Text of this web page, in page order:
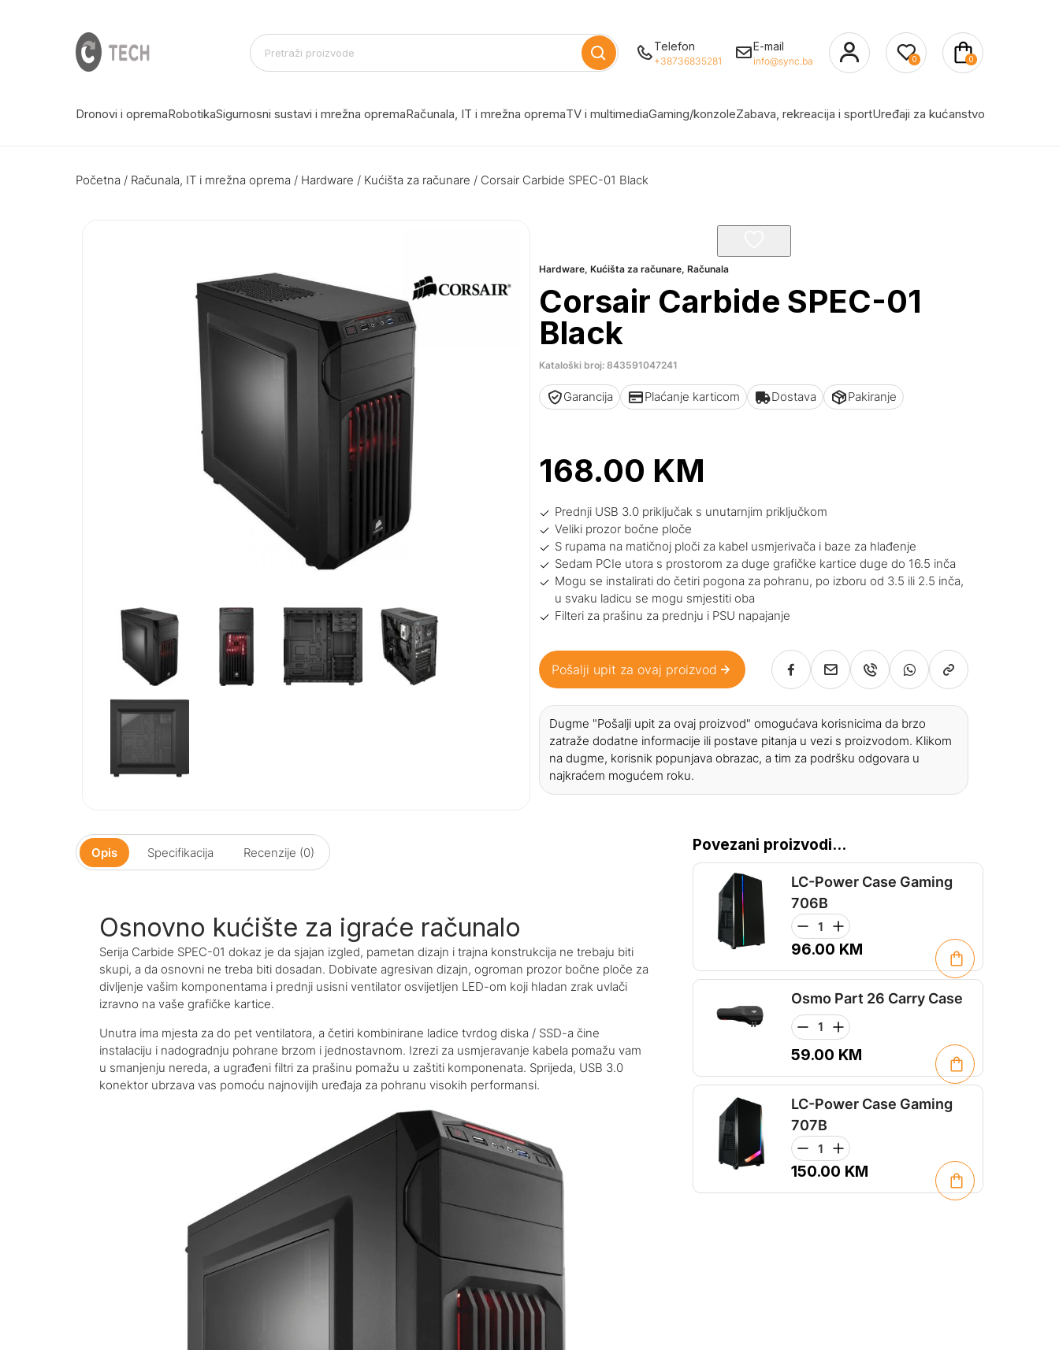
Telefon
+38736835281
E-mail
info@sync.ba 0 0
Dronovi i opremaRobotikaSigurnosni sustavi i mrežna opremaRačunala, IT i mrežna opremaTV i multimediaGaming/konzoleZabava, rekreacija i sportUređaji za kućanstvo
Početna / Računala, IT i mrežna oprema / Hardware / Kućišta za računare / Corsair Carbide SPEC-01 Black
Hardware,Kućišta za računare,Računala
Corsair Carbide SPEC-01
Black
Kataloški broj: 843591047241
Garancija Plaćanje karticom Dostava Pakiranje
168.00 KM
Prednji USB 3.0 priključak s unutarnjim priključkom
Veliki prozor bočne ploče
S rupama na matičnoj ploči za kabel usmjerivača i baze za hlađenje
Sedam PCIe utora s prostorom za duge grafičke kartice duge do 16.5 inča
Mogu se instalirati do četiri pogona za pohranu, po izboru od 3.5 ili 2.5 inča,
u svaku ladicu se mogu smjestiti oba
Filteri za prašinu za prednju i PSU napajanje
Pošalji upit za ovaj proizvod
Dugme "Pošalji upit za ovaj proizvod" omogućava korisnicima da brzo
zatraže dodatne informacije ili postave pitanja u vezi s proizvodom. Klikom
na dugme, korisnik popunjava obrazac, a tim za podršku odgovara u
najkraćem mogućem roku.
Opis Specifikacija Recenzije (0)
Osnovno kućište za igraće računalo
Serija Carbide SPEC-01 dokaz je da sjajan izgled, pametan dizajn i trajna konstrukcija ne trebaju biti
skupi, a da osnovni ne treba biti dosadan. Dobivate agresivan dizajn, ogroman prozor bočne ploče za
divljenje vašim komponentama i prednji usisni ventilator osvijetljen LED-om koji hladan zrak uvlači
izravno na vaše grafičke kartice.
Unutra ima mjesta za do pet ventilatora, a četiri kombinirane ladice tvrdog diska / SSD-a čine
instalaciju i nadogradnju pohrane brzom i jednostavnom. Izrezi za usmjeravanje kabela pomažu vam
u smanjenju nereda, a ugrađeni filtri za prašinu pomažu u zaštiti komponenata. Sprijeda, USB 3.0
konektor ubrzava vas pomoću najnovijih uređaja za pohranu visokih performansi.
Povezani proizvodi...
LC-Power Case Gaming
706B
96.00 KM
Osmo Part 26 Carry Case
59.00 KM
LC-Power Case Gaming
707B
150.00 KM